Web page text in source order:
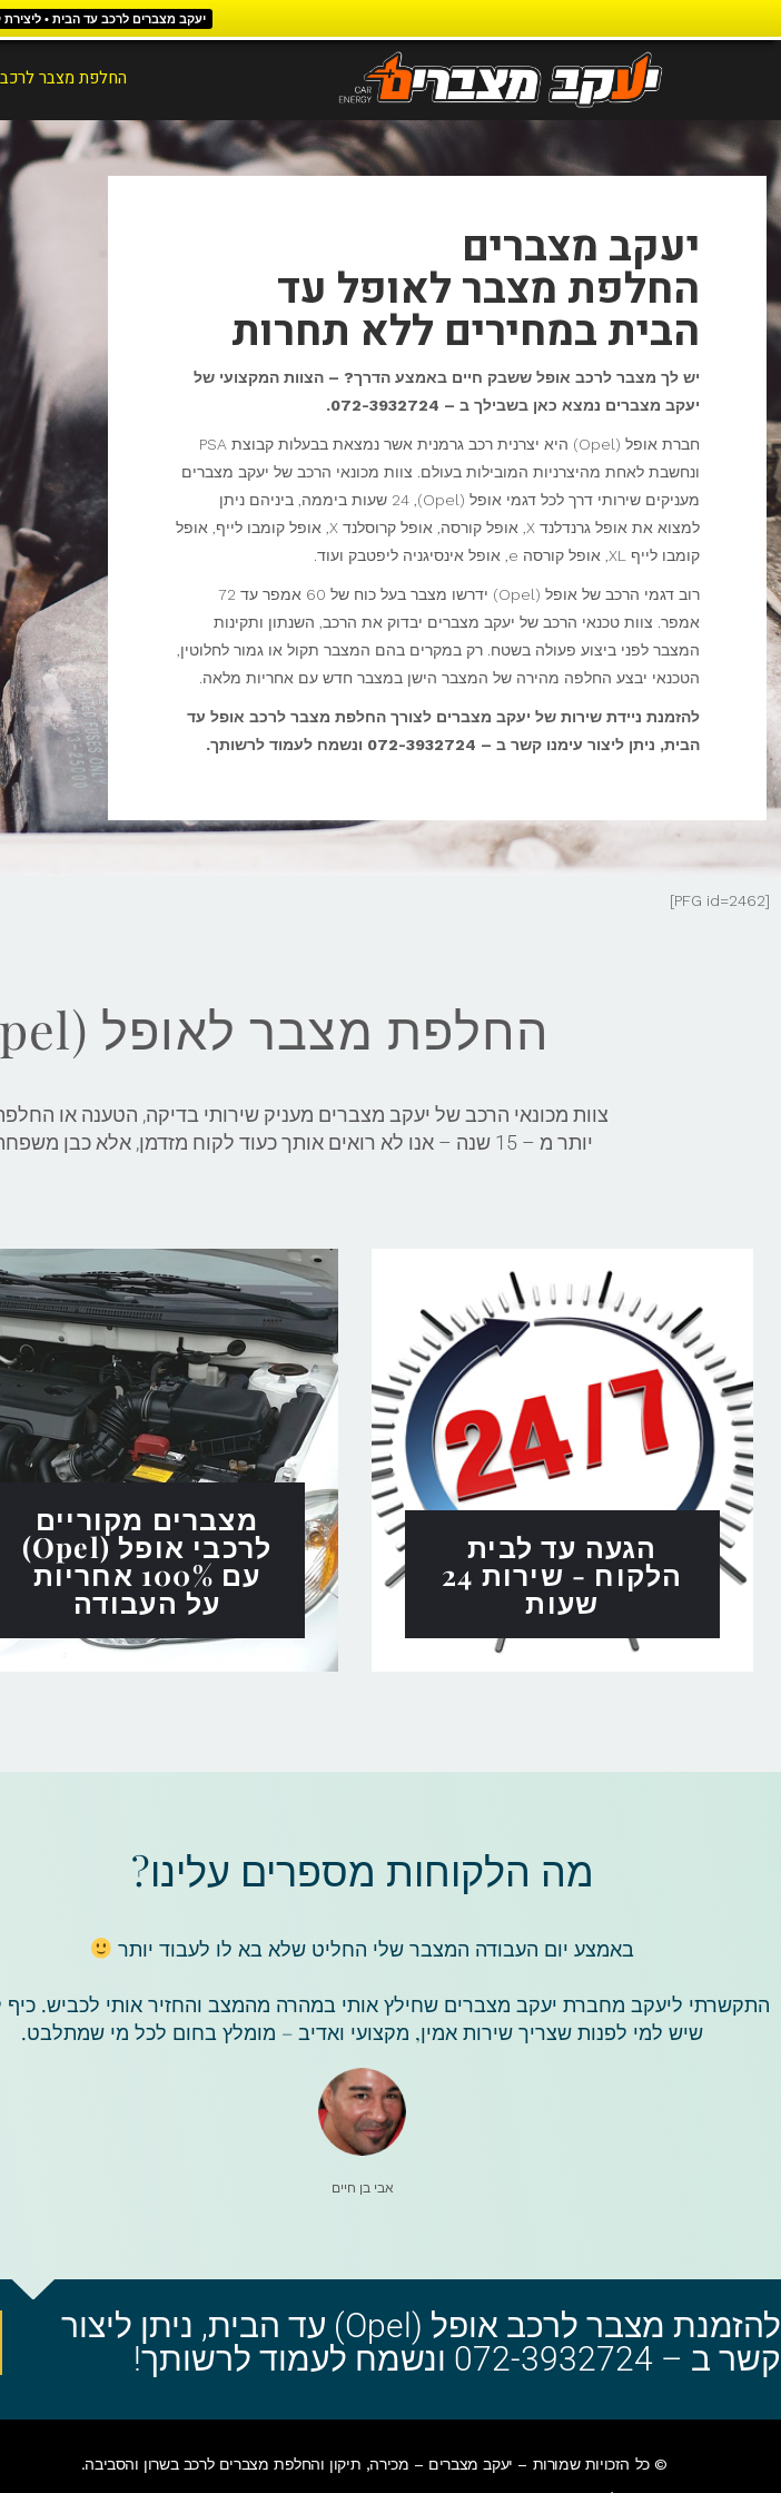
יעקב מצברים לרכב עד הבית • ליצירת קשר חייגו
החלפת מצבר
יעקב מצברים
החלפת מצבר לאופל עד
הבית במחירים ללא תחרות
יש לך מצבר לרכב אופל ששבק חיים באמצע הדרך? – הצוות המקצועי של
יעקב מצברים נמצא כאן בשבילך ב – 072-3932724.
חברת אופל (Opel) היא יצרנית רכב גרמנית אשר נמצאת בבעלות קבוצת PSA
ונחשבת לאחת מהיצרניות המובילות בעולם. צוות מכונאי הרכב של יעקב מצברים
מעניקים שירותי דרך לכל דגמי אופל (Opel), 24 שעות ביממה, ביניהם ניתן
למצוא את אופל גרנדלנד X, אופל קורסה, אופל קרוסלנד X, אופל קומבו לייף, אופל
קומבו לייף XL, אופל קורסה e, אופל אינסיגניה ליפטבק ועוד.
רוב דגמי הרכב של אופל (Opel) ידרשו מצבר בעל כוח של 60 אמפר עד 72
אמפר. צוות טכנאי הרכב של יעקב מצברים יבדוק את הרכב, השנתון ותקינות
המצבר לפני ביצוע פעולה בשטח. רק במקרים בהם המצבר תקול או גמור לחלוטין,
הטכנאי יבצע החלפה מהירה של המצבר הישן במצבר חדש עם אחריות מלאה.
להזמנת ניידת שירות של יעקב מצברים לצורך החלפת מצבר לרכב אופל עד
הבית, ניתן ליצור עימנו קשר ב – 072-3932724 ונשמח לעמוד לרשותך.
[PFG id=2462]
החלפת מצבר לאופל (Opel) עד הבית
יותר מ – 15 שנה – אנו לא רואים אותך כעוד לקוח מזדמן, אלא כבן משפחה שמצטרף למשפחה המורחבת שלנו!
הגעה עד לבית
הלקוח - שירות 24
שעות
מצברים מקוריים
לרכבי אופל (Opel)
עם 100% אחריות
על העבודה
מה הלקוחות מספרים עלינו?
באמצע יום העבודה המצבר שלי החליט שלא בא לו לעבוד יותר
התקשרתי ליעקב מחברת יעקב מצברים שחילץ אותי במהרה מהמצב והחזיר אותי לכביש.
שיש למי לפנות שצריך שירות אמין, מקצועי ואדיב – מומלץ בחום לכל מי שמתלבט.
אבי בן חיים
להזמנת מצבר לרכב אופל (Opel) עד הבית, ניתן ליצור
קשר ב – 072-3932724 ונשמח לעמוד לרשותך!
© כל הזכויות שמורות – יעקב מצברים – מכירה, תיקון והחלפת מצברים לרכב בשרון והסביבה.